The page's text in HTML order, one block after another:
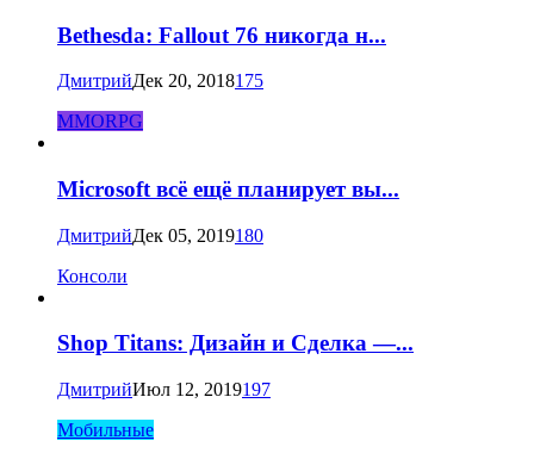
Bethesda: Fallout 76 никогда н...
ДмитрийДек 20, 2018175
MMORPG
Microsoft всё ещё планирует вы...
ДмитрийДек 05, 2019180
Консоли
Shop Titans: Дизайн и Сделка —...
ДмитрийИюл 12, 2019197
Мобильные